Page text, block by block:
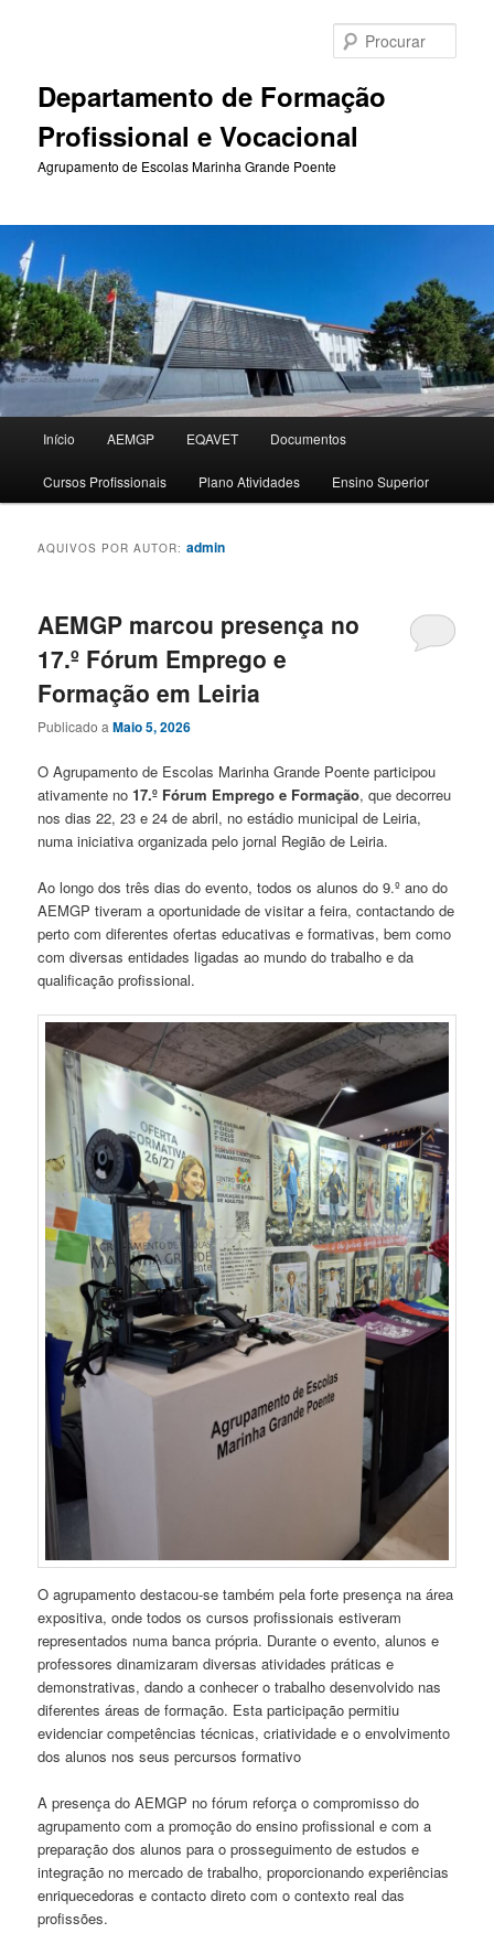
primário
secundárioDepartamento de Formação
Profissional e Vocacional
Agrupamento de Escolas Marinha Grande Poente
principal
Início AEMGP EQAVET Documentos
Cursos Profissionais Plano Atividades Ensino Superior
AQUIVOS POR AUTOR:admin
AEMGP marcou presença no
17.º Fórum Emprego e
Formação em Leiria
Publicado aMaio 5, 2026
O Agrupamento de Escolas Marinha Grande Poente participou
ativamente no17.º Fórum Emprego e Formação, que decorreu
nos dias 22, 23 e 24 de abril, no estádio municipal de Leiria,
numa iniciativa organizada pelo jornal Região de Leiria.
Ao longo dos três dias do evento, todos os alunos do 9.º ano do
AEMGP tiveram a oportunidade de visitar a feira, contactando de
perto com diferentes ofertas educativas e formativas, bem como
com diversas entidades ligadas ao mundo do trabalho e da
qualificação profissional.
O agrupamento destacou-se também pela forte presença na área
expositiva, onde todos os cursos profissionais estiveram
representados numa banca própria. Durante o evento, alunos e
professores dinamizaram diversas atividades práticas e
demonstrativas, dando a conhecer o trabalho desenvolvido nas
diferentes áreas de formação. Esta participação permitiu
evidenciar competências técnicas, criatividade e o envolvimento
dos alunos nos seus percursos formativo
A presença do AEMGP no fórum reforça o compromisso do
agrupamento com a promoção do ensino profissional e com a
preparação dos alunos para o prosseguimento de estudos e
integração no mercado de trabalho, proporcionando experiências
enriquecedoras e contacto direto com o contexto real das
profissões.